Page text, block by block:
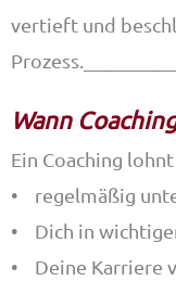
vertieft und
Wann
Ein Coaching
• regelmäßig
• Dich in
• Deine Karriere